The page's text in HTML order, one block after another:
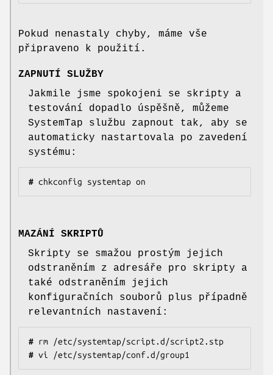
Pokud nenastaly chyby, máme vše
připraveno k použití.
ZAPNUTÍ SLUŽBY
Jakmile jsme spokojeni se skripty a
testování dopadlo úspěšně, můžeme
SystemTap službu zapnout tak, aby se
automaticky nastartovala po zavedení
systému:
# chkconfig systemtap on
MAZÁNÍ SKRIPTŮ
Skripty se smažou prostým jejich
odstraněním z adresáře pro skripty a
také odstraněním jejich
konfiguračních souborů plus případně
relevantních nastavení:
#
# vi /etc/systemtap/conf.d/group1